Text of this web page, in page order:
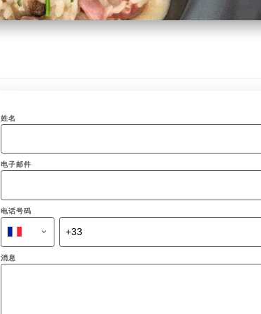
姓名
电子邮件
电话号码
消息